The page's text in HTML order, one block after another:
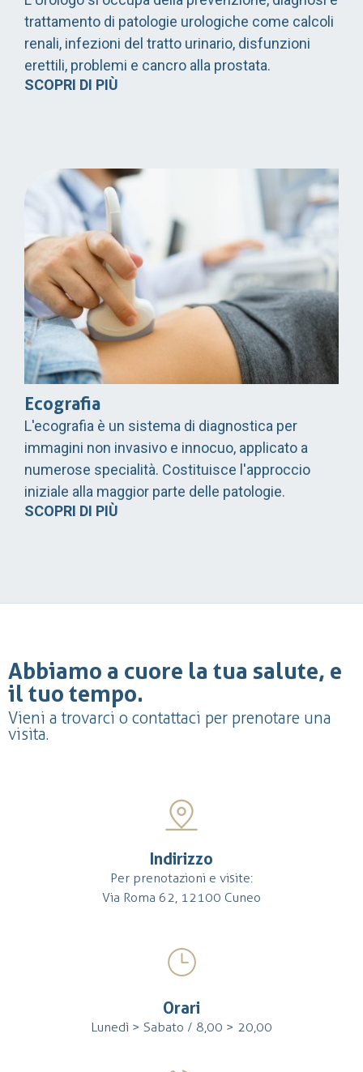
trattamento di patologie urologiche come calcoli
renali, infezioni del tratto urinario, disfunzioni
erettili, problemi e cancro alla prostata.
SCOPRI DI PIÙ
Ecografia
L'ecografia è un sistema di diagnostica per
immagini non invasivo e innocuo, applicato a
numerose specialità. Costituisce l'approccio
iniziale alla maggior parte delle patologie.
SCOPRI DI PIÙ
Abbiamo a cuore la tua salute, e
il tuo tempo.
Vieni a trovarci o contattaci per prenotare una
visita.
Indirizzo
Per prenotazioni e visite:
Via Roma 62, 12100 Cuneo
Orari
Lunedì > Sabato / 8,00 > 20,00